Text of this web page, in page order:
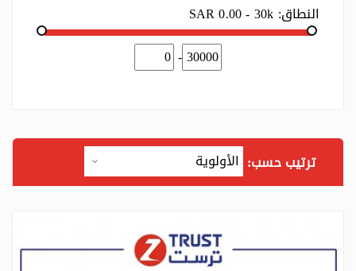
النطاق: SAR 0.00 - 30k
-
ترتيب حسب: